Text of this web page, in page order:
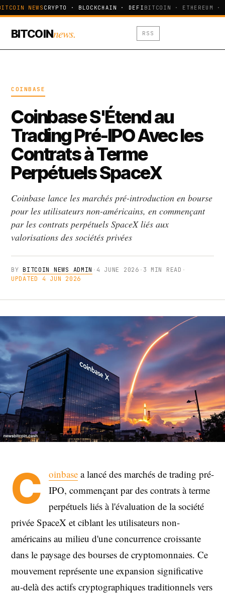
NEWS CRYPTO · BLOCKCHAIN · DEFIBITCOIN · ETHEREUM ·
BITCOINnews. RSS
COINBASE
Coinbase S'Étend au
Trading Pré-IPO Avec les
Contrats à Terme
Perpétuels SpaceX
Coinbase lance les marchés pré-introduction en bourse
pour les utilisateurs non-américains, en commençant
par les contrats perpétuels SpaceX liés aux
valorisations des sociétés privées
BYBITCOIN NEWS ADMIN · 4 JUNE 2026 · 3 MIN READ ·
UPDATED 4 JUN 2026
C oinbase a lancé des marchés de trading pré-
IPO, commençant par des contrats à terme
perpétuels liés à l'évaluation de la société
privée SpaceX et ciblant les utilisateurs non-
américains au milieu d'une concurrence croissante
dans le paysage des bourses de cryptomonnaies. Ce
mouvement représente une expansion significative
au-delà des actifs cryptographiques traditionnels vers